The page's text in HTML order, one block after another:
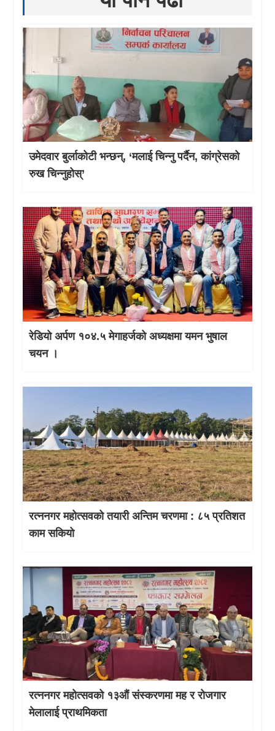
उमेदवार बुर्लाकोटी भन्छन्, ‘मलाई चिन्नु पर्दैन, कांग्रेसको
रुख चिन्नुहोस्’
रेडियो अर्पण १०४.५ मेगाहर्जको अध्यक्षमा यमन भुषाल
चयन ।
रत्ननगर महोत्सवको तयारी अन्तिम चरणमा : ८५ प्रतिशत
काम सकियो
रत्ननगर महोत्सवको १३औं संस्करणमा मह र रोजगार
मेलालाई प्राथमिकता